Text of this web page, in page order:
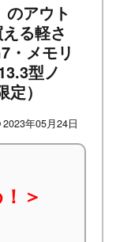
アウト
る軽さ
・メモリ
型ノ
）
2023年05月24日
＞